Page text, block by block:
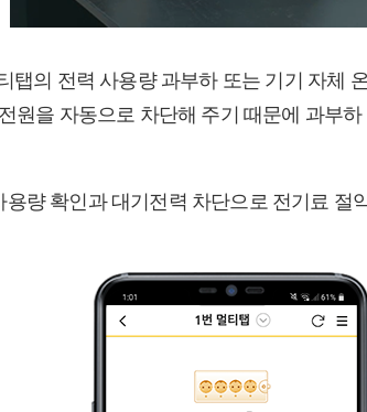
탭의 전력 사용량 과부하 또는 기기 자체
원을 자동으로 차단해 주기 때문에 과부
용량 확인과 대기전력 차단으로 전기료 절